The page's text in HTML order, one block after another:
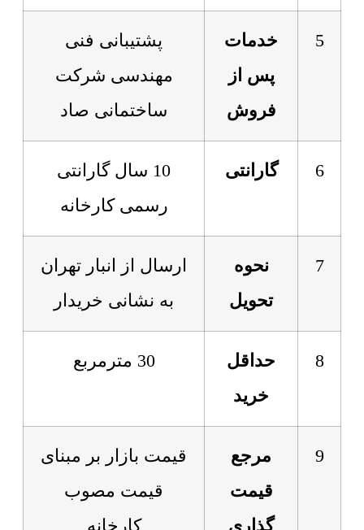
5
خدمات
پس از
فروش
پشتیبانی فنی
مهندسی شرکت
ساختمانی صاد
6 گارانتی
10 سال گارانتی
رسمی کارخانه
7
نحوه
تحویل
ارسال از انبار تهران
به نشانی خریدار
8
حداقل
خرید
30 مترمربع
9
مرجع
قیمت
گذاری
قیمت بازار بر مبنای
قیمت مصوب
کارخانه